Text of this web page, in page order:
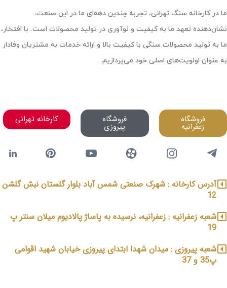
ما در کارخانه سنگ تهرانی، تجربه چندین دهه‌ای ما در این صنعت،
نشان‌دهنده تعهد ما به کیفیت و نوآوری در تولید محصولات است. با افتخار،
ما به تولید محصولات سنگی با کیفیت بالا و ارائه خدمات به مشتریان وفادار
به عنوان اولویت‌های اصلی خود می‌پردازیم.
فروشگاه
زعفرانیه
فروشگاه
پیروزی
کارخانه تهرانی
آدرس کارخانه : شهرک صنعتی شمس آباد بلوار گلستان نبش گلشن
12
شعبه زعفرانیه : زعفرانیه، نرسیده به پاساژ پالادیوم میلان سنتر پ
19
شعبه پیروزی : میدان شهدا ابتدای پیروزی خیابان شهید اقوامی
پ35 و 37